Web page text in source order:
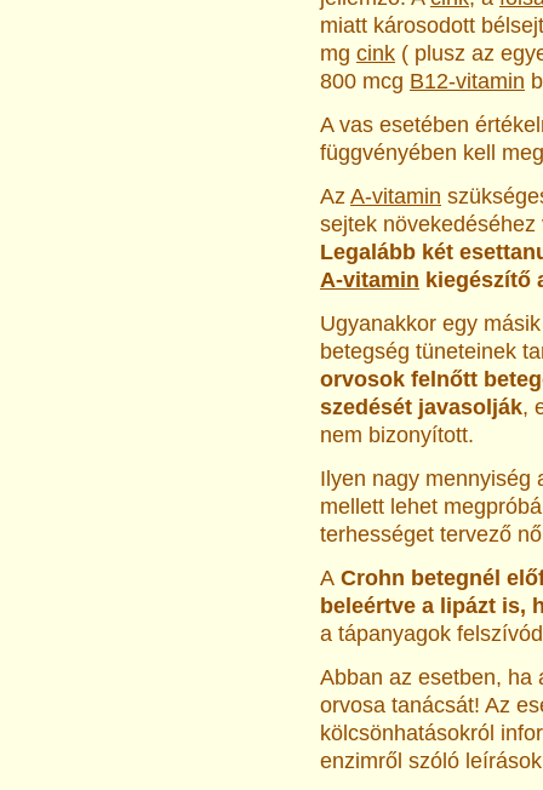
miatt károsodott
mg cink ( plusz az
800 mcg B12-vitamin
A vas esetében
függvényében kell
Az A-vitamin
sejtek
Legalább két
A-vitamin kiegészítő
Ugyanakkor egy
betegség tüneteinek
orvosok felnőtt
szedését javasolják,
nem bizonyított.
Ilyen nagy mennyiség
mellett lehet
terhességet tervező
A Crohn betegnél
beleértve a lipázt is,
a tápanyagok
Abban az esetben, ha
orvosa tanácsát! Az
kölcsönhatásokról
enzimről szóló